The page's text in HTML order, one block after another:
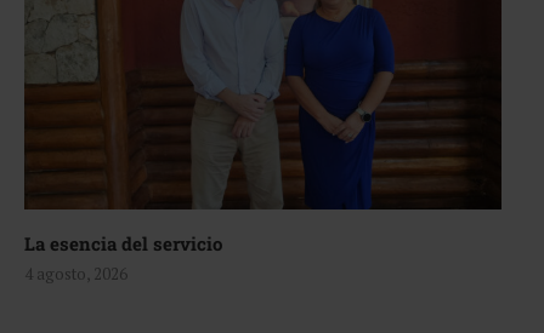
La esencia del servicio
4 agosto, 2026